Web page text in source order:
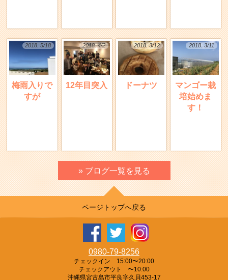
2018. 5/18
梅雨入りで
すが
2018. 4/2
12年目突入
2018. 3/12
ドーナツ
2018. 3/11
マンゴー栽
培始めま
す！
» ブログ一覧を見る
ページトップへ戻る
0980-79-8256
チェックイン 15:00〜20:00
チェックアウト 〜10:00
沖縄県宮古島市平良字久貝453-17